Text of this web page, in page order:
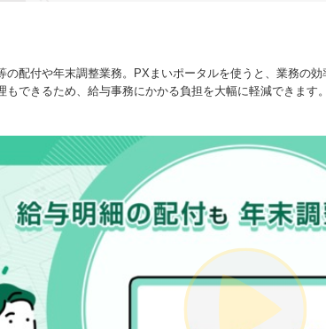
の配付や年末調整業務。PXまいポータルを使うと、業務の
もできるため、給与事務にかかる負担を大幅に軽減できます。